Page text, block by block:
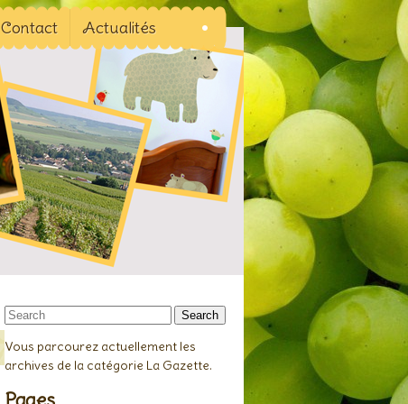
Contact Actualités
Search
Vous parcourez actuellement les
archives de la catégorie La Gazette.